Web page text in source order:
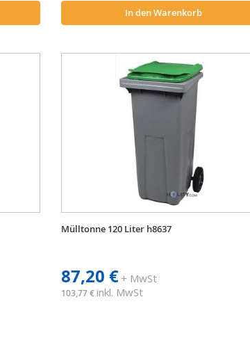
In den Warenkorb
Mülltonne 120 Liter h8637
87,20 €+ MwSt
103,77 € inkl. MwSt